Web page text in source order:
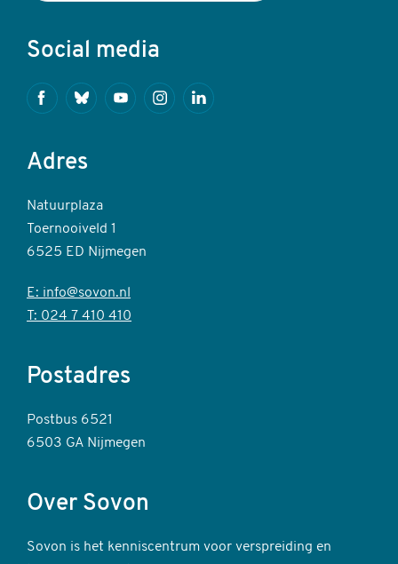
Social media
FacebookBlueskyYoutubeInstagramLinkedin
Adres
Natuurplaza
Toernooiveld 1
6525 ED Nijmegen
E: info@sovon.nl
T: 024 7 410 410
Postadres
Postbus 6521
6503 GA Nijmegen
Over Sovon
Sovon is het kenniscentrum voor verspreiding en